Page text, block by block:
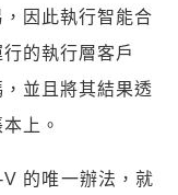
因此執行智能合
的執行層客戶
並且將其結果透
上。
的唯一辦法，就